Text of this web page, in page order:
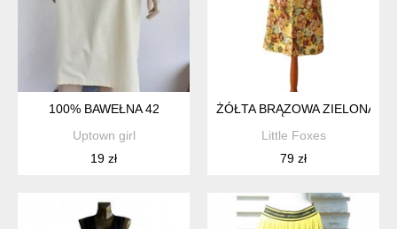
100% BAWEŁNA 42
Uptown girl
19 zł
ŻÓŁTA BRĄZOWA ZIELONA
Little Foxes
79 zł